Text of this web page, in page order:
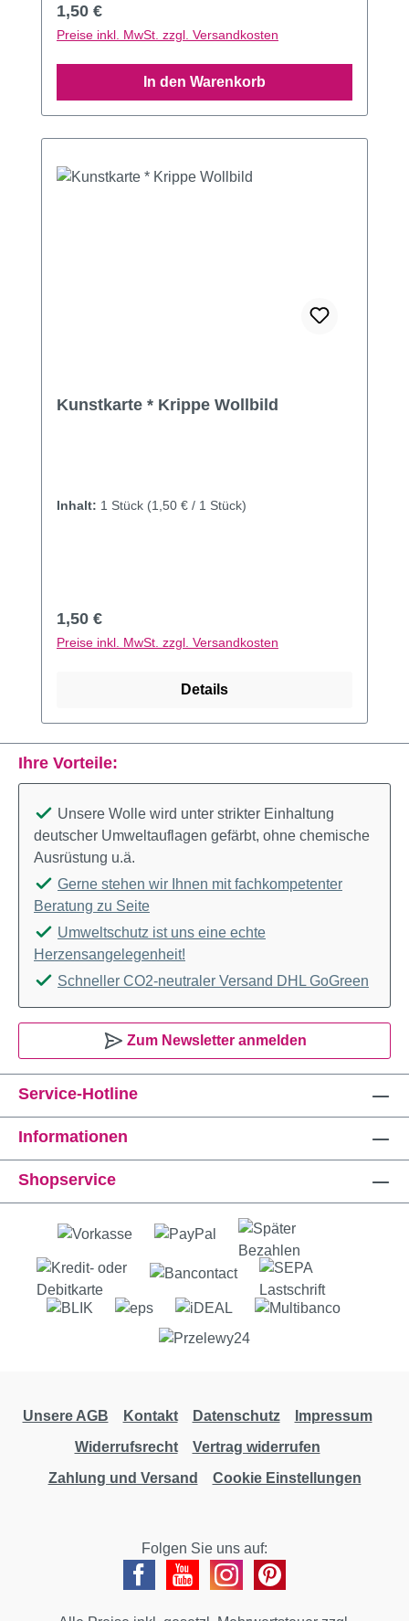
Regulärer Preis:
1,50 €
Preise inkl. MwSt. zzgl. Versandkosten
In den Warenkorb
Kunstkarte * Krippe Wollbild
Inhalt: 1 Stück (1,50 € / 1 Stück)
Regulärer Preis:
1,50 €
Preise inkl. MwSt. zzgl. Versandkosten
Details
Service-Hotline
Informationen
Shopservice
Ihre Vorteile:
Unsere Wolle wird unter strikter Einhaltung
deutscher Umweltauflagen gefärbt, ohne chemische
Ausrüstung u.ä.
Gerne stehen wir Ihnen mit fachkompetenter
Beratung zu Seite
Umweltschutz ist uns eine echte
Herzensangelegenheit!
Schneller CO2-neutraler Versand DHL GoGreen
Zum Newsletter anmelden
Unsere AGB Kontakt Datenschutz
Impressum
Widerrufsrecht
Vertrag widerrufen
Zahlung und Versand
Cookie Einstellungen
Folgen Sie uns auf: